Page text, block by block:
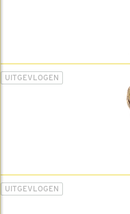
UITGEVLOGEN
UITGEVLOGEN